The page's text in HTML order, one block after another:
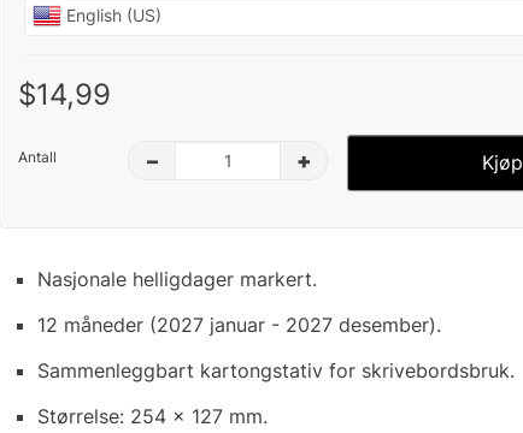
$14,99
Antall – + Kjøp
Nasjonale helligdager markert.
12 måneder (2027 januar - 2027 desember).
Sammenleggbart kartongstativ for skrivebordsbruk.
Størrelse: 254 x 127 mm.